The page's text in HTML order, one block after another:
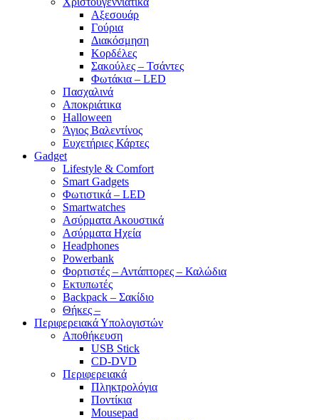
Αξεσουάρ
Γούρια
Διακόσμηση
Κορδέλες
Σακούλες – Τσάντες
Φωτάκια – LED
Πασχαλινά
Αποκριάτικα
Halloween
Άγιος Βαλεντίνος
Ευχετήριες Κάρτες
Gadget
Lifestyle & Comfort
Smart Gadgets
Φωτιστικά – LED
Smartwatches
Ασύρματα Ακουστικά
Ασύρματα Ηχεία
Headphones
Powerbank
Φορτιστές – Αντάπτορες – Καλώδια
Εκτυπωτές
Backpack – Σακίδιο
Θήκες –
Περιφερειακά Υπολογιστών
Αποθήκευση
USB Stick
CD-DVD
Περιφερειακά
Πληκτρολόγια
Ποντίκια
Mousepad